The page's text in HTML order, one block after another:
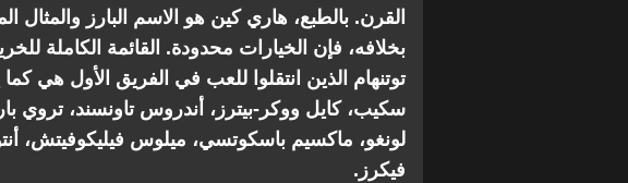
القرن. بالطبع، هاري كين هو الاسم البارز
بخلافه، فإن الخيارات محدودة. القائمة الكاملة
توتنهام الذين انتقلوا للعب في الفريق الأول هي
سكيب، كايل ووكر-بيترز، أندروس تاونسند، تروي
لونغو، ماكسيم باسكوتسي، ميلوس فيليكوفيتش،
فيكرز.